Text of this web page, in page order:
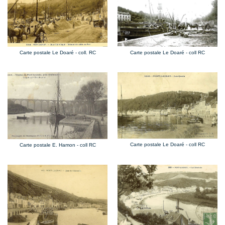
Carte postale Le Doaré - coll. RC Carte postale Le Doaré - coll RC
Carte postale E. Hamon - coll RC Carte postale Le Doaré - coll RC